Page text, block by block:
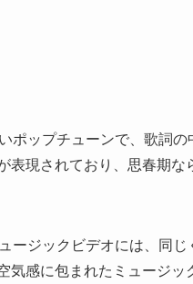
ポップチューンで、歌詞
表現されており、思春期
ージックビデオには、同
気感に包まれたミュージ